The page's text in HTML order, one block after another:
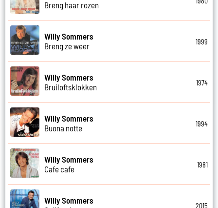
Breng haar rozen
Willy Sommers
Breng ze weer
1999
Willy Sommers
Bruiloftsklokken
1974
Willy Sommers
Buona notte
1994
Willy Sommers
Cafe cafe
1981
Willy Sommers
2015